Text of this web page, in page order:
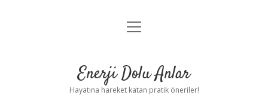
Anasayfa
Yasal Uyarı
menüyü
Enerji Dolu Anlar
Hayatına hareket katan pratik öneriler!